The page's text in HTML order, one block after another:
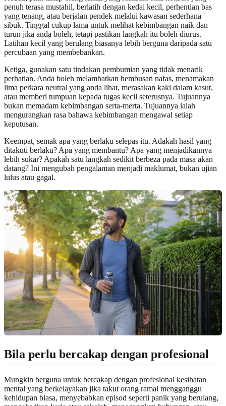
penuh terasa mustahil, berlatih dengan kedai kecil, perhentian bas
yang tenang, atau berjalan pendek melalui kawasan sederhana
sibuk. Tinggal cukup lama untuk melihat kebimbangan naik dan
turun jika anda boleh, tetapi pastikan langkah itu boleh diurus.
Latihan kecil yang berulang biasanya lebih berguna daripada satu
percubaan yang membebankan.
Ketiga, gunakan satu tindakan pembumian yang tidak menarik
perhatian. Anda boleh melambatkan hembusan nafas, menamakan
lima perkara neutral yang anda lihat, merasakan kaki dalam kasut,
atau memberi tumpuan kepada tugas kecil seterusnya. Tujuannya
bukan memadam kebimbangan serta-merta. Tujuannya ialah
mengurangkan rasa bahawa kebimbangan mengawal setiap
keputusan.
Keempat, semak apa yang berlaku selepas itu. Adakah hasil yang
ditakuti berlaku? Apa yang membantu? Apa yang menjadikannya
lebih sukar? Apakah satu langkah sedikit berbeza pada masa akan
datang? Ini mengubah pengalaman menjadi maklumat, bukan ujian
lulus atau gagal.
Bila perlu bercakap dengan profesional
Mungkin berguna untuk bercakap dengan profesional kesihatan
mental yang berkelayakan jika takut orang ramai mengganggu
kehidupan biasa, menyebabkan episod seperti panik yang berulang,